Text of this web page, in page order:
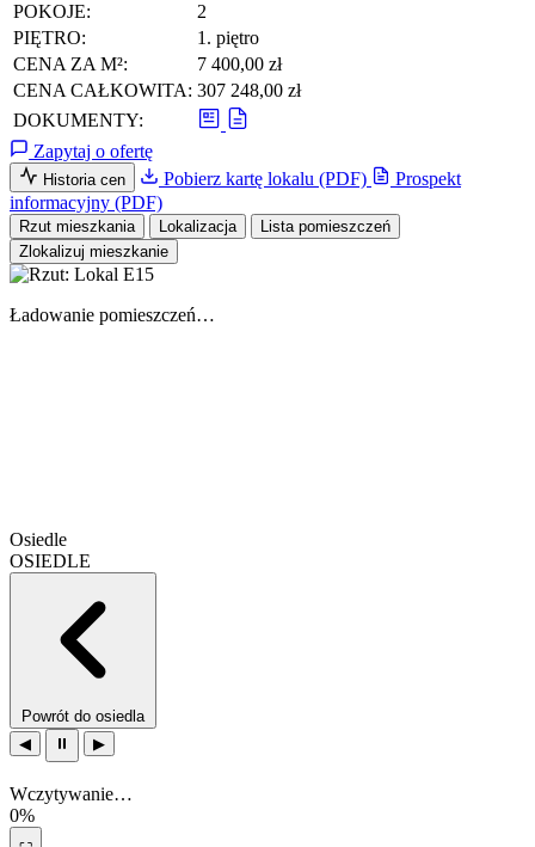
POKOJE:
2
PIĘTRO:
1. piętro
CENA ZA M²:
7 400,00 zł
CENA CAŁKOWITA: 307 248,00 zł
DOKUMENTY:
Zapytaj o ofertę
Historia cen Pobierz kartę lokalu (PDF)
Prospekt
informacyjny (PDF)
Rzut mieszkania Lokalizacja
Lista pomieszczeń
Zlokalizuj mieszkanie
Ładowanie pomieszczeń…
Osiedle
OSIEDLE
Powrót do osiedla
◀
⏸ ▶
Wczytywanie…
0%